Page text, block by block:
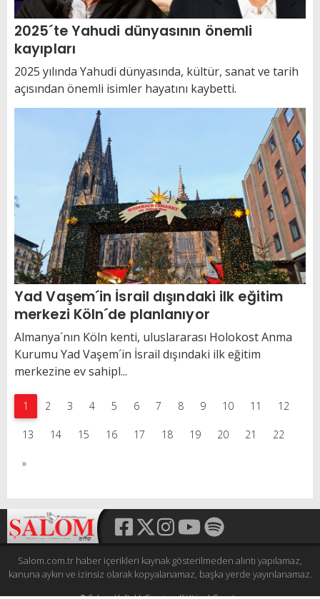
2025´te Yahudi dünyasının önemli
kayıpları
2025 yılında Yahudi dünyasında, kültür, sanat ve tarih
açısından önemli isimler hayatını kaybetti.
Yad Vaşem´in İsrail dışındaki ilk eğitim
merkezi Köln´de planlanıyor
Almanya´nın Köln kenti, uluslararası Holokost Anma
Kurumu Yad Vaşem´in İsrail dışındaki ilk eğitim
merkezine ev sahipl...
1 2 3 4 5 6 7 8 9 10 11 12
13 14 15 16 17 18 19 20 21 22
»
Salom.com.tr haber içerikleri kaynak gösterilmeden alıntı yapılamaz,
kanuna aykırı ve izinsiz olarak kopyalanamaz, başka yerde yayınlanamaz.